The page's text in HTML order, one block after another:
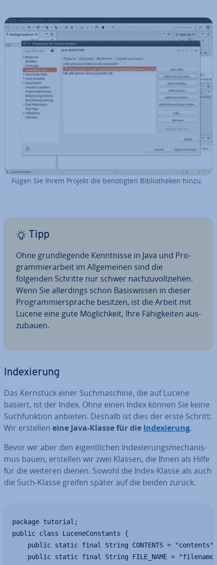
Fügen Sie Ihrem Projekt die be­nö­tig­ten Bi­blio­the­ken hinzu.
Tipp
Ohne grund­le­gen­de Kennt­nis­se in Java und Pro­
gram­mier­ar­beit im All­ge­mei­nen sind die
folgenden Schritte nur schwer nach­zu­voll­zie­hen.
Wenn Sie al­ler­dings schon Ba­sis­wis­sen in dieser
Pro­gram­mier­spra­che besitzen, ist die Arbeit mit
Lucene eine gute Mög­lich­keit, Ihre Fä­hig­kei­ten aus­
zu­bau­en.
In­de­xie­rung
Das Kernstück einer Such­ma­schi­ne, die auf Lucene
basiert, ist der Index. Ohne einen Index können Sie keine
Such­funk­ti­on anbieten. Deshalb ist dies der erste Schritt:
Wir erstellen eine Java-Klasse für die In­de­xie­rung.
Bevor wir aber den ei­gent­li­chen In­de­xie­rungs­me­cha­nis­
mus bauen, erstellen wir zwei Klassen, die Ihnen als Hilfe
für die weiteren dienen. Sowohl die Index-Klasse als auch
die Such-Klasse greifen später auf die beiden zurück.
package tutorial;
public class LuceneConstants {
    public static final String CONTENTS = "contents";
public static final String FILE_NAME =